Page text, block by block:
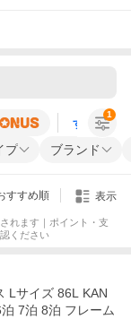
すべての条
プ ブランド
1
すすめ順 表示
れます｜ポイント・支
ください
Lサイズ 86L KAN
7泊 8泊 フレーム